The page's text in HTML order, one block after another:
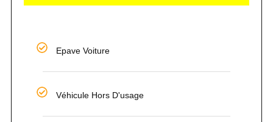
Epave Voiture
Véhicule Hors D'usage